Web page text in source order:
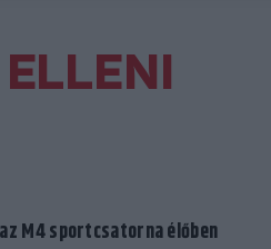
M4 sportcsatorna élőben